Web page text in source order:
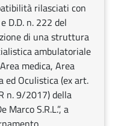
rilasciati con
D.D. n. 222 del
di una struttura
ambulatoriale
medica, Area
ed Oculistica (ex art.
n. 9/2017) della
Marco S.R.L.”, a